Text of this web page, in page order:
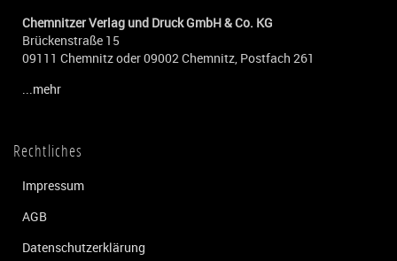
Chemnitzer Verlag und Druck GmbH & Co. KG
Brückenstraße 15
09111 Chemnitz oder 09002 Chemnitz, Postfach 261
...mehr
Rechtliches
Impressum
AGB
Datenschutzerklärung